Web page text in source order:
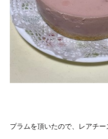
プラムを頂いたので、レアチー